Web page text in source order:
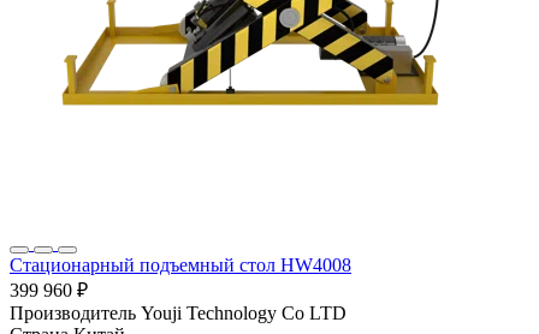
Стационарный подъемный стол HW4008
399 960 ₽
Производитель Youji Technology Co LTD